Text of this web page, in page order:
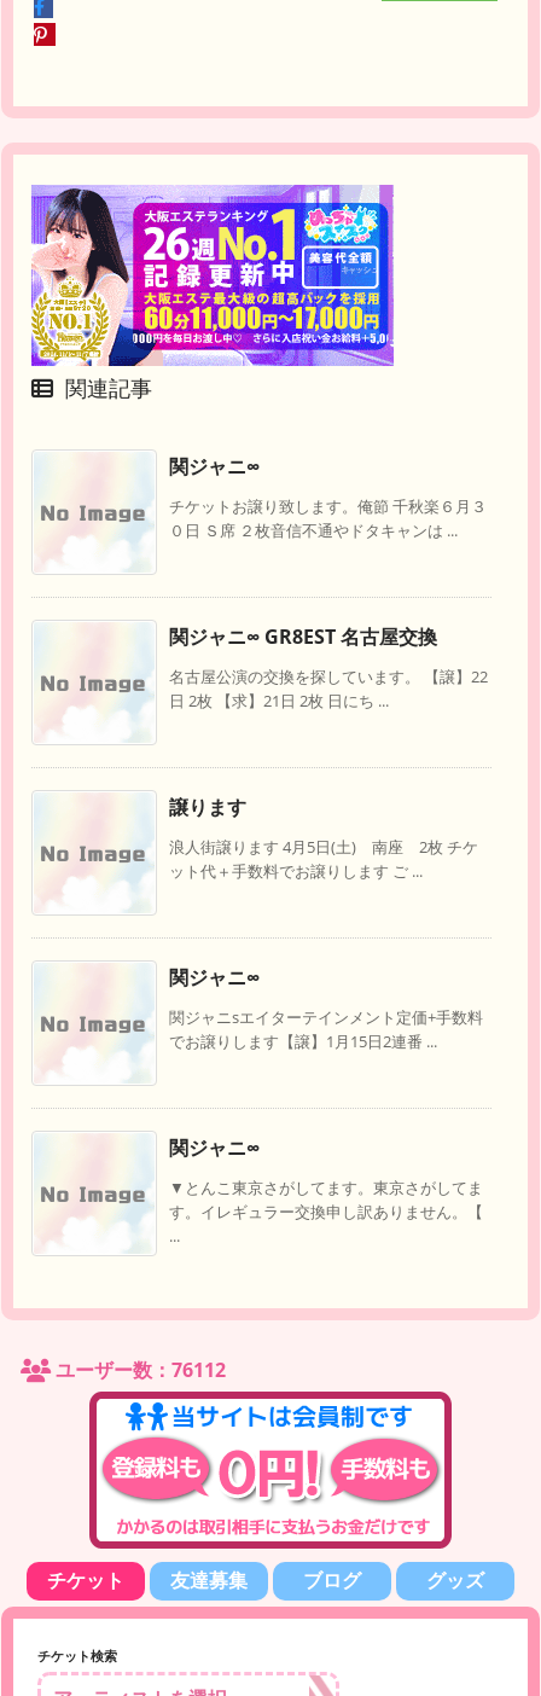
関連記事
関ジャニ∞
チケットお譲り致します。俺節 千秋楽６月３
０日 Ｓ席 ２枚音信不通やドタキャンは ...
関ジャニ∞ GR8EST 名古屋交換
名古屋公演の交換を探しています。 【譲】22
日 2枚 【求】21日 2枚 日にち ...
譲ります
浪人街譲ります 4月5日(土) 南座 2枚 チケ
ット代＋手数料でお譲りします ご ...
関ジャニ∞
関ジャニsエイターテインメント定価+手数料
でお譲りします【譲】1月15日2連番 ...
関ジャニ∞
▼とんこ東京さがしてます。東京さがしてま
す。イレギュラー交換申し訳ありません。【
...
ユーザー数：76112
チケット 友達募集 ブログ グッズ
チケット検索